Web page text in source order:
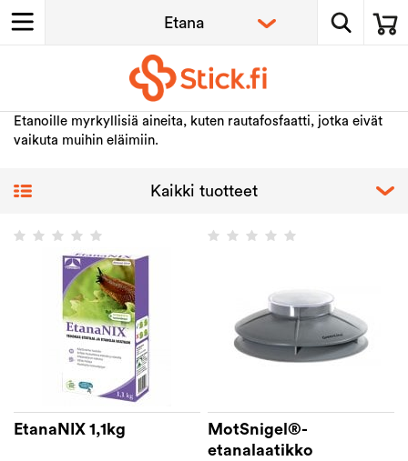
Etanoille myrkyllisiä aineita, kuten rautafosfaatti, jotka eivät
vaikuta muihin eläimiin.
EtanaNIX 1,1kg
MotSnigel®-
etanalaatikko